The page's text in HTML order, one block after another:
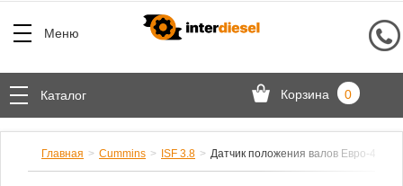
Меню
Каталог Корзина 0
Главная Cummins ISF 3.8 Датчик положения валов Евро-4